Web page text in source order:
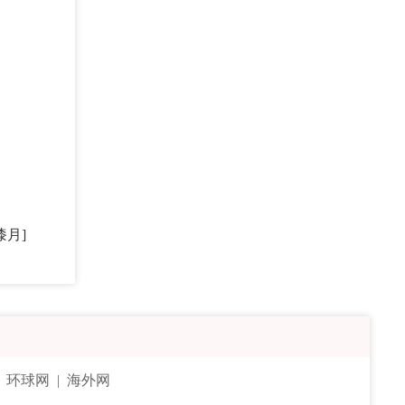
月]
|环球网 |海外网